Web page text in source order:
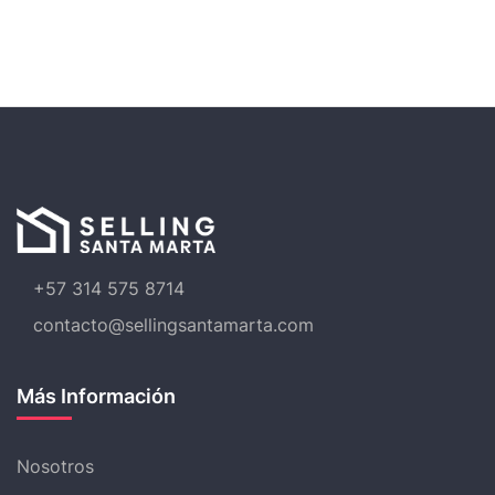
+57 314 575 8714
contacto@sellingsantamarta.com
Más Información
Nosotros